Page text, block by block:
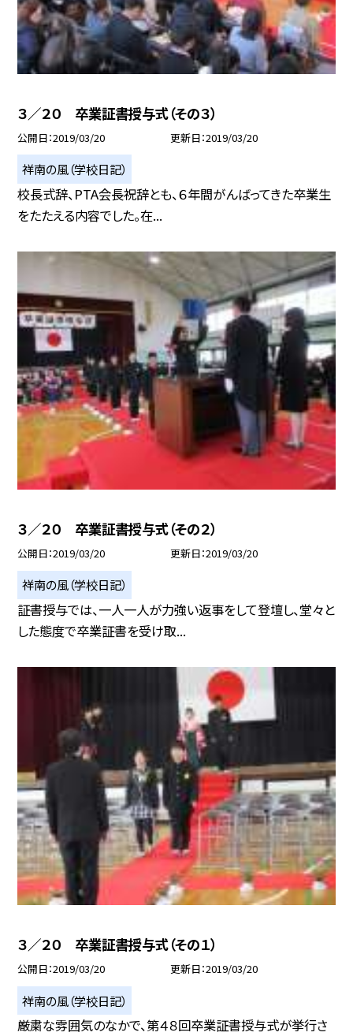
３／２０ 卒業証書授与式（その３）
公開日 2019/03/20 更新日 2019/03/20
祥南の風（学校日記）
校長式辞、PTA会長祝辞とも、６年間がんばってきた卒業生
をたたえる内容でした。在...
３／２０ 卒業証書授与式（その２）
公開日 2019/03/20 更新日 2019/03/20
祥南の風（学校日記）
証書授与では、一人一人が力強い返事をして登壇し、堂々と
した態度で卒業証書を受け取...
３／２０ 卒業証書授与式（その１）
公開日 2019/03/20 更新日 2019/03/20
祥南の風（学校日記）
厳粛な雰囲気のなかで、第４８回卒業証書授与式が挙行さ